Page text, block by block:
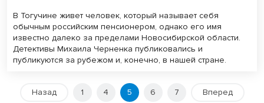
В Тогучине живет человек, который называет себя
обычным российским пенсионером, однако его имя
известно далеко за пределами Новосибирской области.
Детективы Михаила Черненка публиковались и
публикуются за рубежом и, конечно, в нашей стране.
Назад 1 4 5 6 7 Вперед